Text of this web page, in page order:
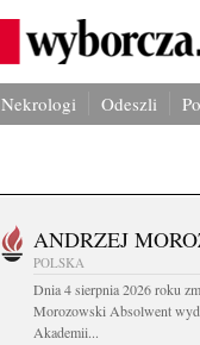
Nekrologi Odeszli
ANDRZEJ
POLSKA
Dnia 4 sierpnia 2026 roku
Morozowski Absolwent
Akademii...